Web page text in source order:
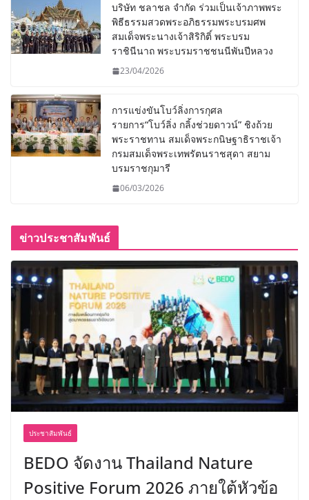
บริษัท ชลาชล จำกัด ร่วมเป็นเจ้าภาพพระ
พิธีธรรมสวดพระอภิธรรมพระบรมศพ
สมเด็จพระนางเจ้าสิริกิติ์ พระบรม
ราชินีนาถ พระบรมราชชนนีพันปีหลวง
23/04/2026
การแข่งขันโบว์ลิ่งการกุศล
รายการ“โบว์ลิ่ง กลิ้งช่วยดาวน์” ชิงถ้วย
พระราชทาน สมเด็จพระกนิษฐาธิราชเจ้า
กรมสมเด็จพระเทพรัตนราชสุดา สยาม
บรมราชกุมารี
06/03/2026
ข่าวประชาสัมพันธ์
ประชาสัมพันธ์
BEDO จัดงาน Thailand Nature
Positive Forum 2026 ภายใต้หัวข้อ